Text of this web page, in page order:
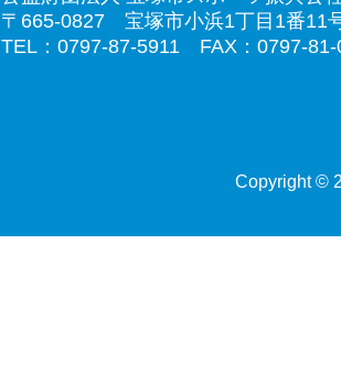
〒665-0827 宝塚市小浜1丁目1番11
TEL：0797-87-5911 FAX：0797-81-
Copyright ©